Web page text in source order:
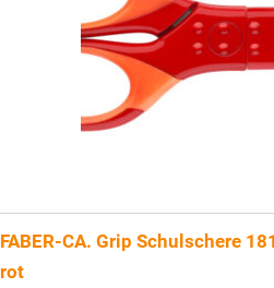
FABER-CA. Grip Schulschere
rot